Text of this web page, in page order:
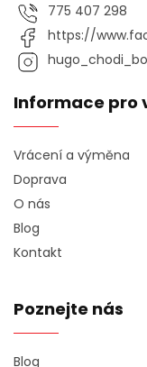
775 407 298
https://
Informace pro
Vrácení a výměna
Doprava
O nás
Blog
Kontakt
Poznejte nás
Blog